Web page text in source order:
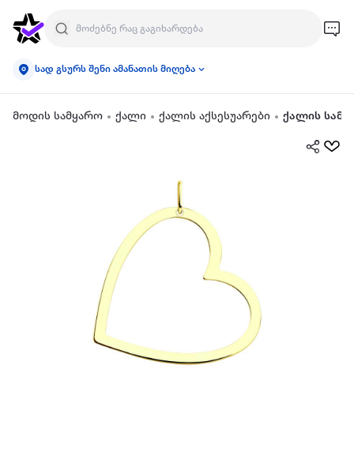
სად გსურს შენი ამანათის მიღება
მოდის სამყარო ქალი ქალის აქსესუარები ქალის